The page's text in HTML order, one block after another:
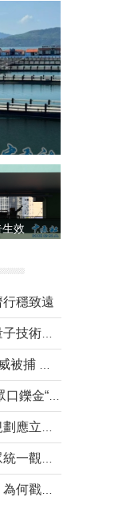
酷熱天氣警告生效 本港高溫持續至下周
穩致遠